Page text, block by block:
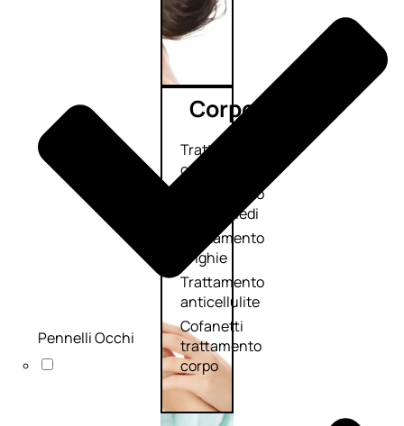
Corpo
Trattamento
corpo
Trattamento
mani e piedi
Trattamento
unghie
Trattamento
anticellulite
Cofanetti
trattamento
corpo
Pennelli Occhi